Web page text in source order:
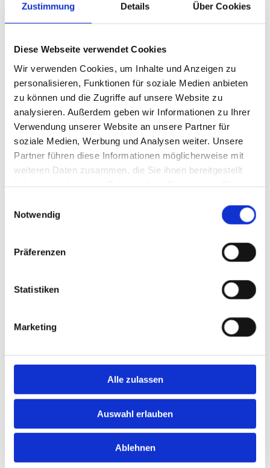
Zustimmung Details Über Cookies
Diese Webseite verwendet Cookies
Wir verwenden Cookies, um Inhalte und Anzeigen zu
personalisieren, Funktionen für soziale Medien anbieten
zu können und die Zugriffe auf unsere Website zu
analysieren. Außerdem geben wir Informationen zu Ihrer
Verwendung unserer Website an unsere Partner für
soziale Medien, Werbung und Analysen weiter. Unsere
Partner führen diese Informationen möglicherweise mit
weiteren Daten zusammen, die Sie ihnen bereitgestellt
Notwendig
Präferenzen
Statistiken
Marketing
Alle zulassen
Auswahl erlauben
Ablehnen